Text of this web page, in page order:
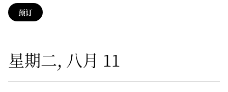
预订
星期二, 八月 11